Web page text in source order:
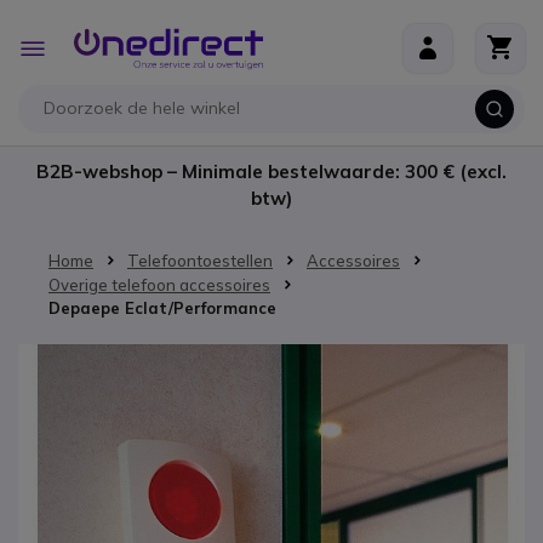
Toggle
Nav
B2B-webshop – Minimale bestelwaarde: 300 € (excl.
btw)
Home Telefoontoestellen
Accessoires
Overige telefoon accessoires
Depaepe Eclat/Performance